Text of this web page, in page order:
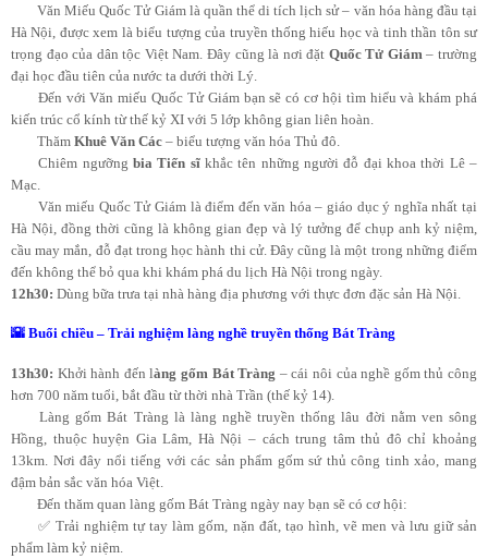
Văn Miếu Quốc Tử Giám là quần thể di tích lịch sử – văn hóa hàng đầu tại
Hà Nội, được xem là biểu tượng của truyền thống hiếu học và tinh thần tôn sư
trọng đạo của dân tộc Việt Nam. Đây cũng là nơi đặt Quốc Tử Giám – trường
đại học đầu tiên của nước ta dưới thời Lý.
Đến với Văn miếu Quốc Tử Giám bạn sẽ có cơ hội tìm hiểu và khám phá
kiến trúc cổ kính từ thế kỷ XI với 5 lớp không gian liên hoàn.
Thăm Khuê Văn Các – biểu tượng văn hóa Thủ đô.
Chiêm ngưỡngbia Tiến sĩkhắc tên những người đỗ đại khoa thời Lê –
Mạc.
Văn miếu Quốc Tử Giám là điểm đến văn hóa – giáo dục ý nghĩa nhất tại
Hà Nội, đồng thời cũng là không gian đẹp và lý tưởng để chụp anh kỷ niệm,
cầu may mắn, đỗ đạt trong học hành thi cử. Đây cũng là một trong những điểm
đến không thể bỏ qua khi khám phá du lịch Hà Nội trong ngày.
12h30: Dùng bữa trưa tại nhà hàng địa phương với thực đơn đặc sản Hà Nội.
🌇 Buổi chiều – Trải nghiệm làng nghề truyền thống Bát Tràng
13h30: Khởi hành đến làng gốm Bát Tràng – cái nôi của nghề gốm thủ công
hơn 700 năm tuổi, bắt đầu từ thời nhà Trần (thế kỷ 14).
Làng gốm Bát Tràng là làng nghề truyền thống lâu đời nằm ven sông
Hồng, thuộc huyện Gia Lâm, Hà Nội – cách trung tâm thủ đô chỉ khoảng
13km. Nơi đây nổi tiếng với các sản phẩm gốm sứ thủ công tinh xảo, mang
đậm bản sắc văn hóa Việt.
Đến thăm quan làng gốm Bát Tràng ngày nay bạn sẽ có cơ hội:
✅ Trải nghiệm tự tay làm gốm, nặn đất, tạo hình, vẽ men và lưu giữ sản
phẩm làm kỷ niệm.